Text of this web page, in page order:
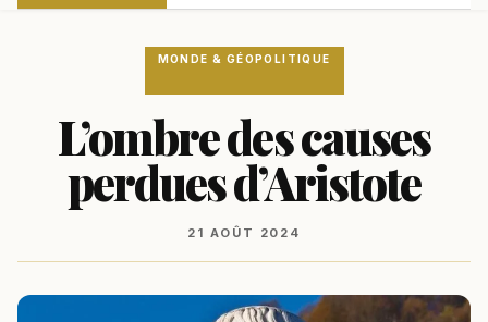
MONDE & GÉOPOLITIQUE
L’ombre des causes
perdues d’Aristote
21 AOÛT 2024